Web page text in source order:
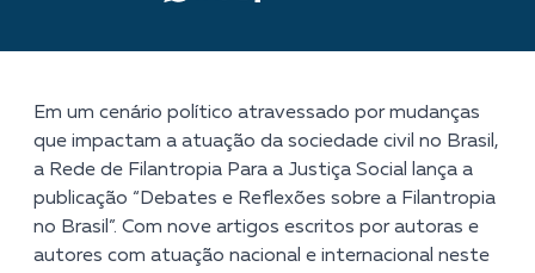
Em um cenário político atravessado por mudanças
que impactam a atuação da sociedade civil no Brasil,
a Rede de Filantropia Para a Justiça Social
lança a
publicação “Debates e Reflexões sobre a Filantropia
no Brasil”. Com nove artigos escritos por autoras e
autores com atuação nacional e internacional neste